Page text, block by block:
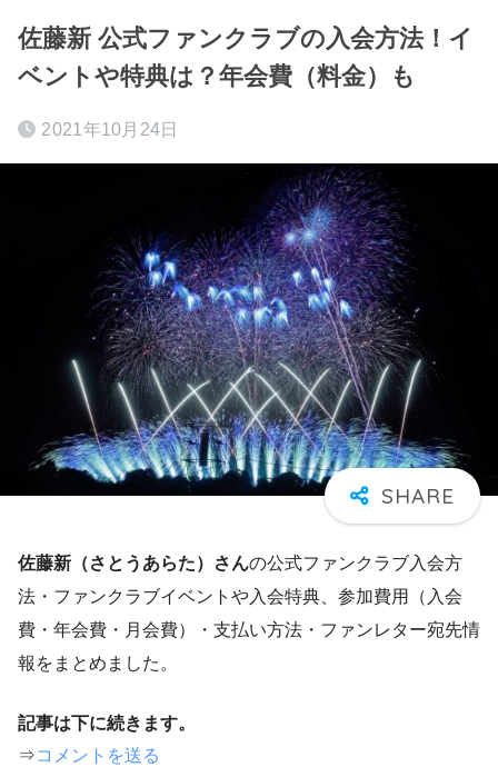
佐藤新 公式ファンクラブの入会方法！イ
ベントや特典は？年会費（料金）も
2021年10月24日
佐藤新（さとうあらた） さんの公式ファンクラブ入会方
法・ファンクラブイベントや入会特典、参加費用（入会
費・年会費・月会費）・支払い方法・ファンレター宛先情
報をまとめました。
記事は下に続きます。
⇒コメントを送る